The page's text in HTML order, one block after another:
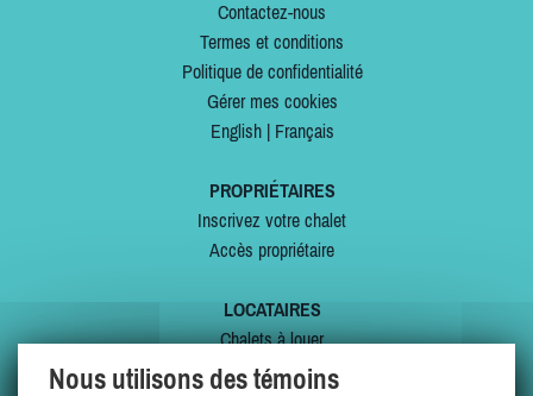
Contactez-nous
Termes et conditions
Politique de confidentialité
Gérer mes cookies
English| Français
PROPRIÉTAIRES
Inscrivez votre chalet
Accès propriétaire
LOCATAIRES
Chalets à louer
Chalets à vendre
Nous utilisons des témoins